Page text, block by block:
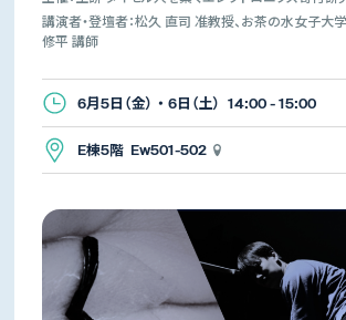
講演会・演奏会 体験イベント
講演者・登壇者：松久 直司 准教授、お茶の水女子大
修平 講師
6月5日（金） ・ 6日（土） 14:00 - 15:00
E棟5階 Ew501-502